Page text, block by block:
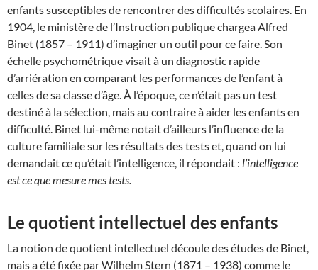
enfants susceptibles de rencontrer des difficultés scolaires. En
1904, le ministère de l’Instruction publique chargea Alfred
Binet (1857 – 1911) d’imaginer un outil pour ce faire. Son
échelle psychométrique visait à un diagnostic rapide
d’arriération en comparant les performances de l’enfant à
celles de sa classe d’âge. À l’époque, ce n’était pas un test
destiné à la sélection, mais au contraire à aider les enfants en
difficulté. Binet lui-même notait d’ailleurs l’influence de la
culture familiale sur les résultats des tests et, quand on lui
demandait ce qu’était l’intelligence, il répondait : l’intelligence
est ce que mesure mes tests.
Le quotient intellectuel des enfants
La notion de quotient intellectuel découle des études de Binet,
mais a été fixée par Wilhelm Stern (1871 – 1938) comme le